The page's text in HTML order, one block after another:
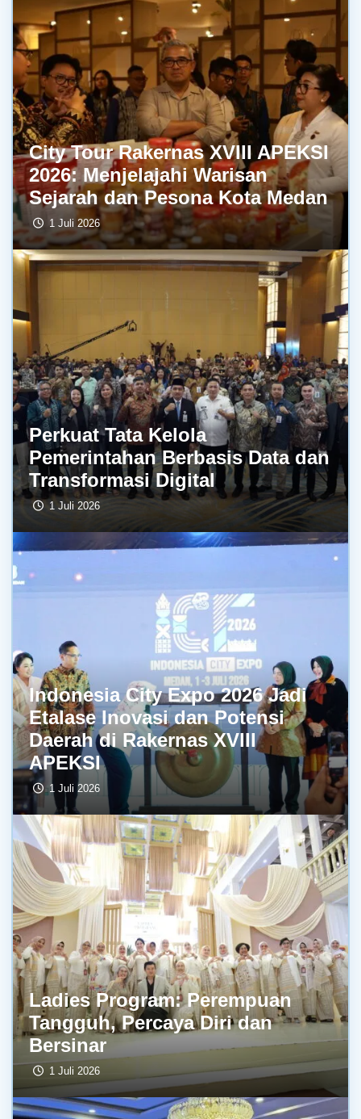
City Tour Rakernas XVIII APEKSI
2026: Menjelajahi Warisan
Sejarah dan Pesona Kota Medan
1 Juli 2026
Perkuat Tata Kelola
Pemerintahan Berbasis Data dan
Transformasi Digital
1 Juli 2026
Indonesia City Expo 2026 Jadi
Etalase Inovasi dan Potensi
Daerah di Rakernas XVIII
APEKSI
1 Juli 2026
Ladies Program: Perempuan
Tangguh, Percaya Diri dan
Bersinar
1 Juli 2026